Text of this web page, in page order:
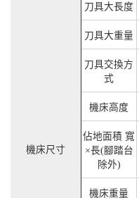
刀具大長度
刀具大重量
刀具交換方
式
機床尺寸
機床高度
佔地面積 寬
×長(腳踏台
除外)
機床重量